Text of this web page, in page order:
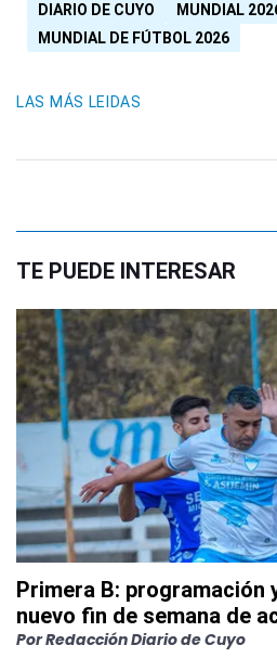
DIARIO DE CUYO
MUNDIAL
MUNDIAL DE FÚTBOL 2026
LAS MÁS LEIDAS
TE PUEDE INTERESAR
Primera B: programación
nuevo fin de semana de
PorRedacción Diario de Cuyo